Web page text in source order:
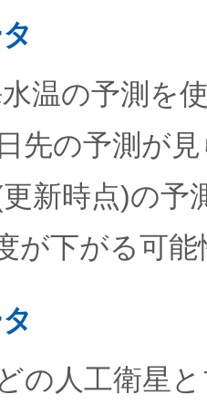
温の予測を
先の予測が
新時点)の予
が下がる可
の人工衛星